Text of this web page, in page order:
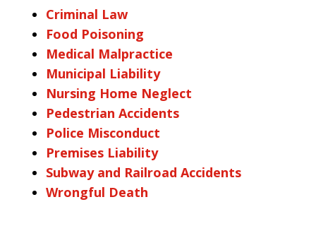
Criminal Law
Food Poisoning
Medical Malpractice
Municipal Liability
Nursing Home Neglect
Pedestrian Accidents
Police Misconduct
Premises Liability
Subway and Railroad Accidents
Wrongful Death